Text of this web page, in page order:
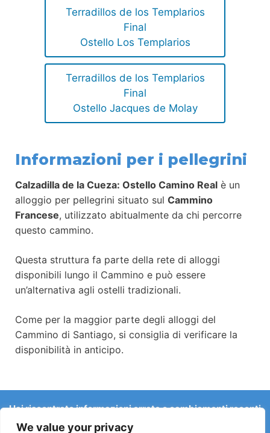
We value your privacy
Terradillos de los Templarios
Final
Ostello Los Templarios
Terradillos de los Templarios
Final
Ostello Jacques de Molay
Informazioni per i pellegrini
Calzadilla de la Cueza: Ostello Camino Real è un
alloggio per pellegrini situato sul Cammino
Francese, utilizzato abitualmente da chi percorre
questo cammino.
Questa struttura fa parte della rete di alloggi
disponibili lungo il Cammino e può essere
un’alternativa agli ostelli tradizionali.
Come per la maggior parte degli alloggi del
Cammino di Santiago, si consiglia di verificare la
disponibilità in anticipo.
Hai riscontrato informazioni errate o cambiamenti recenti